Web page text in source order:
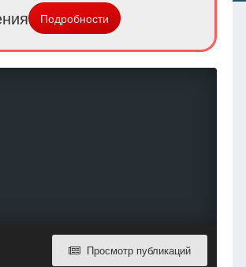
Подробности
Просмотр публикаций